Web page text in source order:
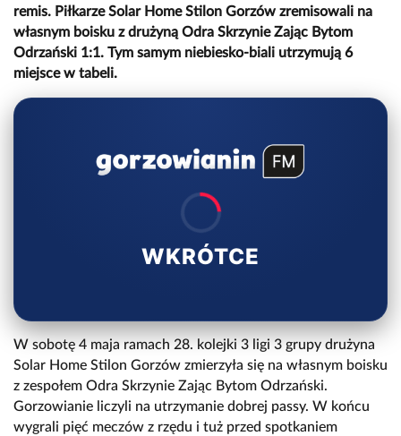
remis. Piłkarze Solar Home Stilon Gorzów zremisowali na
własnym boisku z drużyną Odra Skrzynie Zając Bytom
Odrzański 1:1. Tym samym niebiesko-biali utrzymują 6
miejsce w tabeli.
WKRÓTCE
W sobotę 4 maja ramach 28. kolejki 3 ligi 3 grupy drużyna
Solar Home Stilon Gorzów zmierzyła się na własnym boisku
z zespołem Odra Skrzynie Zając Bytom Odrzański.
Gorzowianie liczyli na utrzymanie dobrej passy. W końcu
wygrali pięć meczów z rzędu i tuż przed spotkaniem